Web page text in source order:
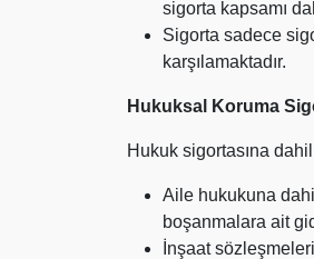
sigorta kapsamı
Sigorta sadece
karşılamaktadır.
Hukuksal Koruma
Hukuk sigortasına
Aile hukukuna
boşanmalara ait
İnşaat